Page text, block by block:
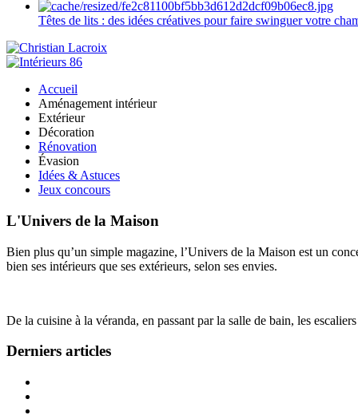
Têtes de lits : des idées créatives pour faire swinguer votre
Accueil
Aménagement intérieur
Extérieur
Décoration
Rénovation
Évasion
Idées & Astuces
Jeux concours
L'Univers de la Maison
Bien plus qu’un simple magazine, l’Univers de la Maison est un
bien ses intérieurs que ses extérieurs, selon ses envies.
De la cuisine à la véranda, en passant par la salle de bain, les
Derniers articles